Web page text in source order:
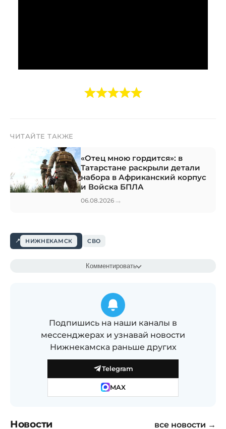
ЧИТАЙТЕ ТАКЖЕ
«Отец мною гордится»: в
Татарстане раскрыли детали
набора в Африканский корпус
и Войска БПЛА
06.08.2026 →
НИЖНЕКАМСК СВО
Комментировать
Подпишись на наши каналы в
мессенджерах и узнавай новости
Нижнекамска раньше других
Telegram
MAX
Новости все новости →